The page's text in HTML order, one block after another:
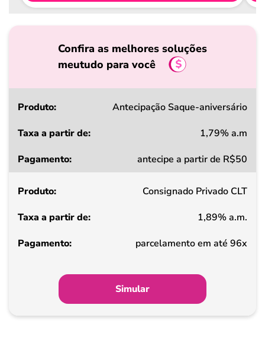
Confira as melhores soluções
meutudo para você
Produto
a
de
Pagamento
Antecipação Saque-aniversário
1,79% a.m
antecipe a partir de R$50
Consignado Privado CLT
1,89% a.m.
parcelamento em até 96x
Simular